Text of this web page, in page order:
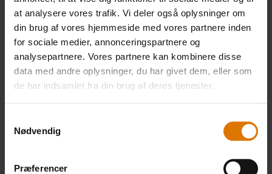
at analysere vores trafik. Vi deler også oplysninger om
din brug af vores hjemmeside med vores partnere inden
for sociale medier, annonceringspartnere og
analysepartnere. Vores partnere kan kombinere disse
data med andre oplysninger, du har givet dem, eller som
de har indsamlet fra din brug af deres tjenester.
Nødvendig
Præferencer
Anbefalet tilbehør
Premium
grillspyd til
iGrill Mini
649,00 DKK
Se
mere